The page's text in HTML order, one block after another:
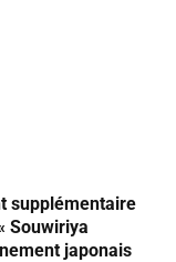
supplémentaire
Souwiriya
japonais